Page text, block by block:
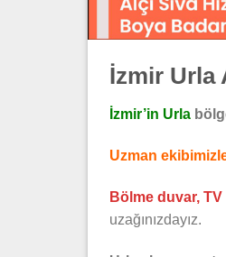
İzmir Urla
İzmir’in Urla
Uzman
Bölme duvar,
uzağınızdayız.